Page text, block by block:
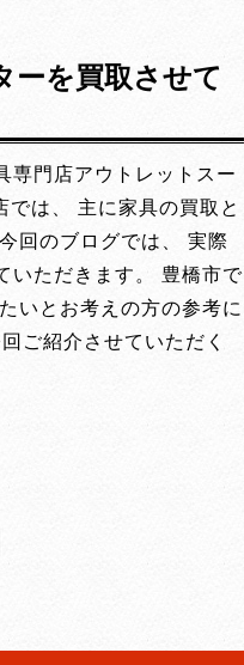
ーを買取させて
専門店アウトレットスー
は、 主に家具の買取と
回のブログでは、 実際
いただきます。 豊橋市で
いとお考えの方の参考に
紹介させていただく